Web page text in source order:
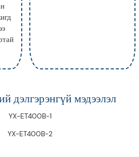
дэлгэрэнгүй мэдээлэл